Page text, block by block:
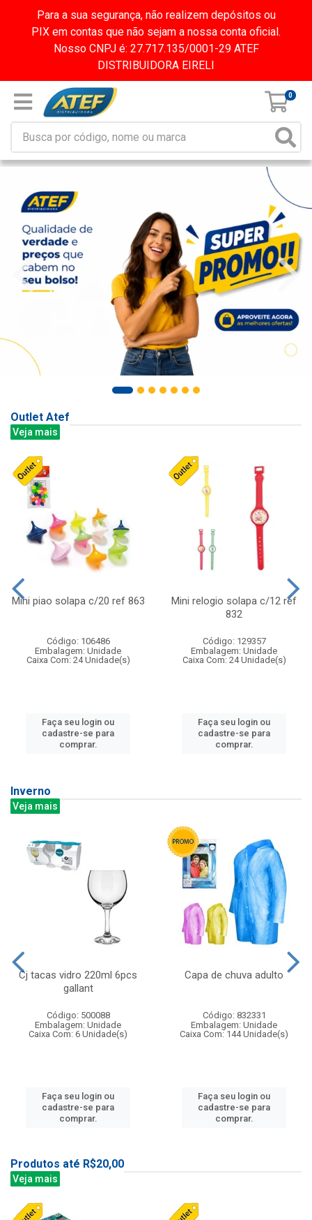
Para a sua segurança, não realizem depósitos ou
PIX em contas que não sejam a nossa conta oficial.
Nosso CNPJ é: 27.717.135/0001-29 ATEF
DISTRIBUIDORA EIRELI
0
Outlet Atef
Veja mais
Mini piao solapa c/20 ref 863
Código: 106486
Embalagem: Unidade
Caixa Com: 24 Unidade(s)
Faça seu login ou
cadastre-se para
comprar.
Mini relogio solapa c/12 ref
832
Código: 129357
Embalagem: Unidade
Caixa Com: 24 Unidade(s)
Faça seu login ou
cadastre-se para
comprar.
Inverno
Veja mais
Cj tacas vidro 220ml 6pcs
gallant
Código: 500088
Embalagem: Unidade
Caixa Com: 6 Unidade(s)
Faça seu login ou
cadastre-se para
comprar.
Capa de chuva adulto
Código: 832331
Embalagem: Unidade
Caixa Com: 144 Unidade(s)
Faça seu login ou
cadastre-se para
comprar.
Produtos até R$20,00
Veja mais